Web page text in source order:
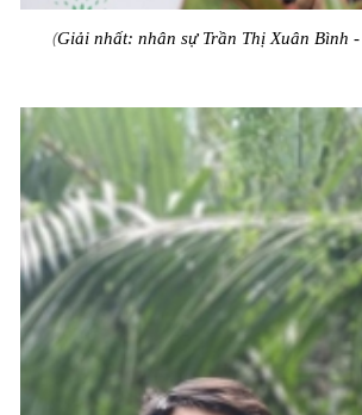
(Giải nhất: nhân sự Trần Thị Xuân Bình